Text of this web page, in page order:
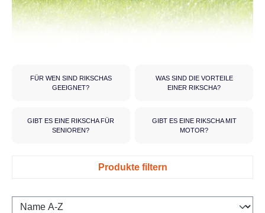
FÜR WEN SIND RIKSCHAS
GEEIGNET?
WAS SIND DIE VORTEILE
EINER RIKSCHA?
GIBT ES EINE RIKSCHA FÜR
SENIOREN?
GIBT ES EINE RIKSCHA MIT
MOTOR?
Produkte filtern